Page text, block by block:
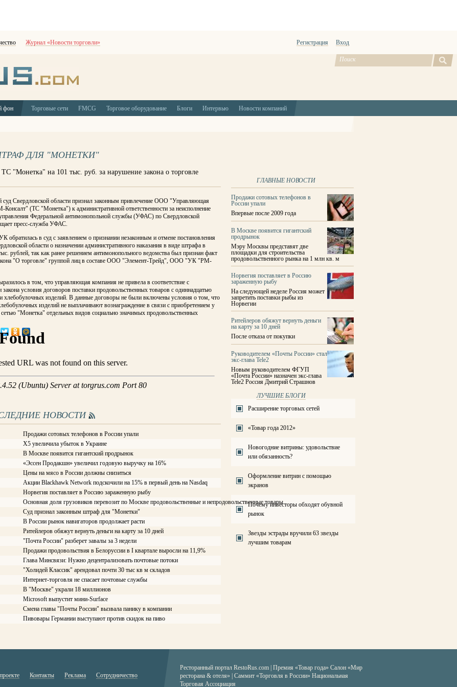
Журнал «Новости торговли» Регистрация Вход
фон Торговые сети FMCG Торговое оборудование Блоги Интервью Новости компаний
ДЛЯ "МОНЕТКИ"
"Монетка" на 101 тыс. руб. за нарушение закона о торговле
Свердловской области признал законным привлечение ООО "Управляющая
(ТС "Монетка") к административной ответственности за неисполнение
Федеральной антимонопольной службы (УФАС) по Свердловской
пресс-служба УФАС.
обратилась в суд с заявлением о признании незаконным и отмене постановления
области о назначении административного наказания в виде штрафа в
рублей, так как ранее решением антимонопольного ведомства был признан факт
"О торговле" группой лиц в составе ООО "Элемент-Трейд", ООО "УК "РМ-
в том, что управляющая компания не привела в соответствие с
закона условия договоров поставки продовольственных товаров с одиннадцатью
хлебобулочных изделий. В данные договоры не были включены условия о том, что
изделий не выплачивают вознаграждение в связи с приобретением у
"Монетка" отдельных видов социально значимых продовольственных
НОВОСТИ
Продажи сотовых телефонов в России упали
X5 увеличила убыток в Украине
В Москве появится гигантский продрынок
«Эссен Продакшн» увеличил годовую выручку на 16%
Цены на мясо в России должны снизиться
Акции Blackhawk Network подскочили на 15% в первый день на Nasdaq
Норвегия поставляет в Россию зараженную рыбу
Основная доля грузовиков перевозит по Москве продовольственные и непродовольственные товары
Суд признал законным штраф для "Монетки"
В России рынок навигаторов продолжает расти
Ритейлеров обяжут вернуть деньги на карту за 10 дней
"Почта России" разберет завалы за 3 недели
Продажи продовольствия в Белоруссии в I квартале выросли на 11,9%
Глава Минсвязи: Нужно децентрализовать почтовые потоки
"Холидей Классик" арендовал почти 30 тыс кв м складов
Интернет-торговля не спасает почтовые службы
В "Москве" украли 18 миллионов
Microsoft выпустит мини-Surface
Смена главы "Почты России" вызвала панику в компании
Пивовары Германии выступают против скидок на пиво
ГЛАВНЫЕ НОВОСТИ
Продажи сотовых телефонов в
России упали
Впервые после 2009 года
В Москве появится гигантский
продрынок
Мэру Москвы представят две
площадки для строительства
продовольственного рынка на 1 млн кв. м
Норвегия поставляет в Россию
зараженную рыбу
На следующей неделе Россия может
запретить поставки рыбы из
Норвегии
Ритейлеров обяжут вернуть деньги
на карту за 10 дней
После отказа от покупки
Руководителем «Почты России» стал
экс-глава Tele2
Новым руководителем ФГУП
«Почта России» назначен экс-глава
Tele2 Россия Дмитрий Страшнов
ЛУЧШИЕ БЛОГИ
Расширение торговых сетей
«Товар года 2012»
Новогодние витрины: удовольствие
или обязанность?
Оформление витрин с помощью
экранов
Почему инвесторы обходят обувной
рынок
Звезды эстрады вручили 63 звезды
лучшим товарам
Контакты Реклама Сотрудничество
Ресторанный портал RestoRus.com Премия «Товар года» Салон «Мир
ресторана & отеля» | Саммит «Торговля в России» Национальная
Торговая Ассоциация